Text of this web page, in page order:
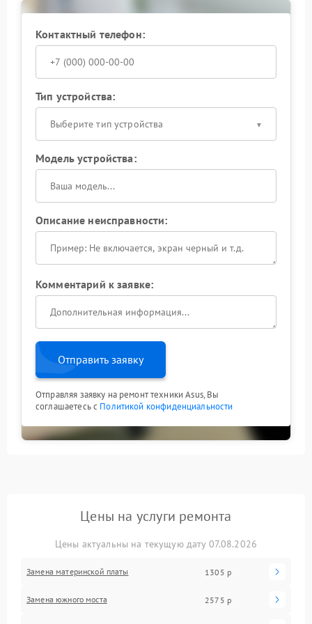
ремонт ASUS обеспечивает стабильную работу ноут
и предотвращает повторный перегрев.
Контактный телефон:
Тип устройства:
Выберите тип устройства
Модель устройства:
Описание неисправности:
Комментарий к заявке:
Отправить заявку
Отправляя заявку на ремонт техники Asus, Вы
соглашаетесь с Политикой конфиденциальности
Цены на услуги ремонта
Цены актуальны на текущую дату 07.08.2026
Замена материнской платы 1305 р
Замена южного моста 2575 р